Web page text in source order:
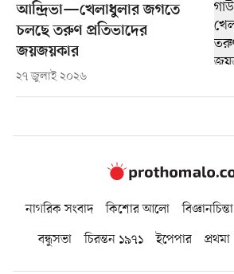
আন্দ্রিভা—খেলাধুলার জগতে
চলছে তরুণ প্রতিভাদের
জয়জয়কার
২৭ জুলাই ২০২৬
নাগরিক সংবাদ কিশোর আলো বিজ্ঞানচিন্তা
বন্ধুসভা
চিরন্তন ১৯৭১ ইপেপার প্রথমা